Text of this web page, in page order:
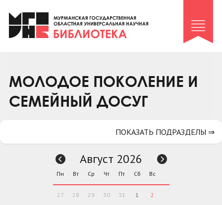
Клуб «Гиря и сельдерей»
Клуб «Семейный архив»
Коллегам
Контакты
МОЛОДОЕ ПОКОЛЕНИЕ И
СЕМЕЙНЫЙ ДОСУГ
ПОКАЗАТЬ ПОДРАЗДЕЛЫ ⇒
Август 2026
Пн Вт Ср Чт Пт Сб Вс
27 28 29 30 31 1 2